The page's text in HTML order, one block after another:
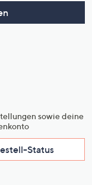
sowie deine
Status